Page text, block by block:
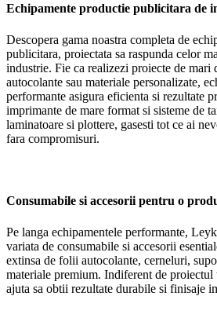
Echipamente productie publicitara de
Descopera gama noastra completa de
publicitara, proiectata sa raspunda celor
industrie. Fie ca realizezi proiecte de mari
autocolante sau materiale personalizate,
performante asigura eficienta si rezultate
imprimante de mare format si sisteme de
laminatoare si plottere, gasesti tot ce ai
fara compromisuri.
Consumabile si accesorii pentru o
Pe langa echipamentele performante,
variata de consumabile si accesorii
extinsa de folii autocolante, cerneluri,
materiale premium. Indiferent de proiectul
ajuta sa obtii rezultate durabile si finisaje